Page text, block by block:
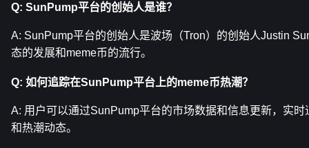
Q: SunPump平台的创始人是谁？
A: SunPump平台的创始人是波场（Tron）的创始人Justin
态的发展和meme币的流行。
Q: 如何追踪在SunPump平台上的meme币热潮？
A: 用户可以通过SunPump平台的市场数据和信息更新，实
和热潮动态。